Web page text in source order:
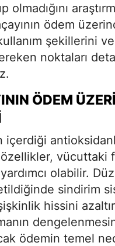
olmadığını
ödem
şekillerini
noktaları
ÖDEM
içerdiği
vücuttaki
yardımcı olabilir.
sindirim
hissini
ödemin temel